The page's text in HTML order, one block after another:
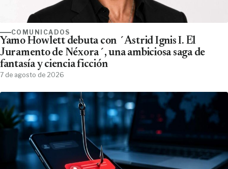
COMUNICADOS
Yamo Howlett debuta con ´Astrid Ignis I. El
Juramento de Néxora´, una ambiciosa saga de
fantasía y ciencia ficción
7 de agosto de 2026